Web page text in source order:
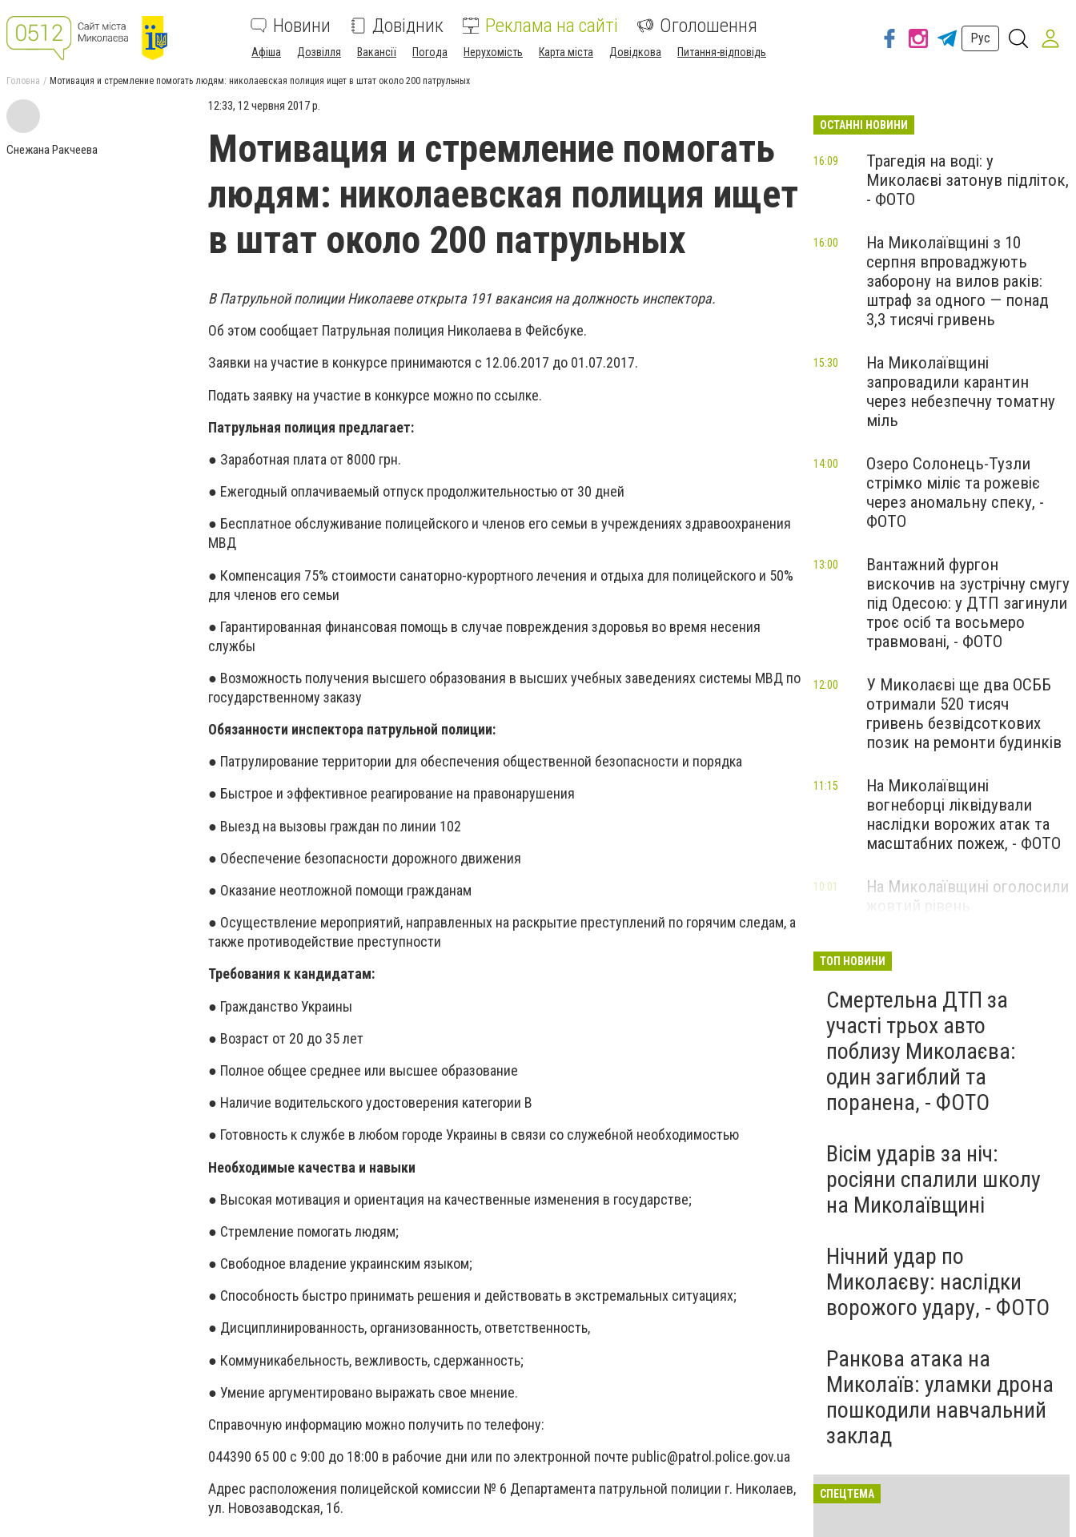
Новини Довідник Реклама на сайті Оголошення
Афіша Дозвілля Вакансії Погода Нерухомість Карта міста Довідкова Питання-відповідь
Рус
Головна Мотивация и стремление помогать людям: николаевская полиция ищет в штат около 200 патрульных
Снежана Ракчеева
12:33, 12 червня 2017 р.
Мотивация и стремление помогать
людям: николаевская полиция ищет
в штат около 200 патрульных
В Патрульной полиции Николаеве открыта 191 вакансия на должность инспектора.
Об этом сообщает Патрульная полиция Николаева в Фейсбуке.
Заявки на участие в конкурсе принимаются с 12.06.2017 до 01.07.2017.
Подать заявку на участие в конкурсе можно по ссылке.
Патрульная полиция предлагает:
● Заработная плата от 8000 грн.
● Ежегодный оплачиваемый отпуск продолжительностью от 30 дней
● Бесплатное обслуживание полицейского и членов его семьи в учреждениях здравоохранения
МВД
● Компенсация 75% стоимости санаторно-курортного лечения и отдыха для полицейского и 50%
для членов его семьи
● Гарантированная финансовая помощь в случае повреждения здоровья во время несения
службы
● Возможность получения высшего образования в высших учебных заведениях системы МВД по
государственному заказу
Обязанности инспектора патрульной полиции:
● Патрулирование территории для обеспечения общественной безопасности и порядка
● Быстрое и эффективное реагирование на правонарушения
● Выезд на вызовы граждан по линии 102
● Обеспечение безопасности дорожного движения
● Оказание неотложной помощи гражданам
● Осуществление мероприятий, направленных на раскрытие преступлений по горячим следам, а
также противодействие преступности
Требования к кандидатам:
● Гражданство Украины
● Возраст от 20 до 35 лет
● Полное общее среднее или высшее образование
● Наличие водительского удостоверения категории В
● Готовность к службе в любом городе Украины в связи со служебной необходимостью
Необходимые качества и навыки
● Высокая мотивация и ориентация на качественные изменения в государстве;
● Стремление помогать людям;
● Свободное владение украинским языком;
● Способность быстро принимать решения и действовать в экстремальных ситуациях;
● Дисциплинированность, организованность, ответственность,
● Коммуникабельность, вежливость, сдержанность;
● Умение аргументировано выражать свое мнение.
Справочную информацию можно получить по телефону:
044390 65 00 с 9:00 до 18:00 в рабочие дни или по электронной почте public@patrol.police.gov.ua
Адрес расположения полицейской комиссии № 6 Департамента патрульной полиции г. Николаев,
ул. Новозаводская, 1б.
ОСТАННІ НОВИНИ
Трагедія на воді: у
Миколаєві затонув підліток,
- ФОТО
16:09
На Миколаївщині з 10
серпня впроваджують
заборону на вилов раків:
штраф за одного — понад
3,3 тисячі гривень
16:00
На Миколаївщині
запровадили карантин
через небезпечну томатну
міль
15:30
Озеро Солонець-Тузли
стрімко міліє та рожевіє
через аномальну спеку, -
ФОТО
14:00
Вантажний фургон
вискочив на зустрічну смугу
під Одесою: у ДТП загинули
троє осіб та восьмеро
травмовані, - ФОТО
13:00
У Миколаєві ще два ОСББ
отримали 520 тисяч
гривень безвідсоткових
позик на ремонти будинків
12:00
На Миколаївщині
вогнеборці ліквідували
наслідки ворожих атак та
масштабних пожеж, - ФОТО
11:15
На Миколаївщині оголосили
жовтий рівень
10:01
ТОП НОВИНИ
Смертельна ДТП за
участі трьох авто
поблизу Миколаєва:
один загиблий та
поранена, - ФОТО
Вісім ударів за ніч:
росіяни спалили школу
на Миколаївщині
Нічний удар по
Миколаєву: наслідки
ворожого удару, - ФОТО
Ранкова атака на
Миколаїв: уламки дрона
пошкодили навчальний
заклад
СПЕЦТЕМА